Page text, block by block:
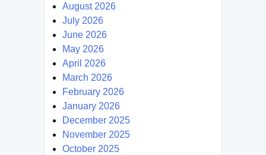
August 2026
July 2026
June 2026
May 2026
April 2026
March 2026
February 2026
January 2026
December 2025
November 2025
October 2025